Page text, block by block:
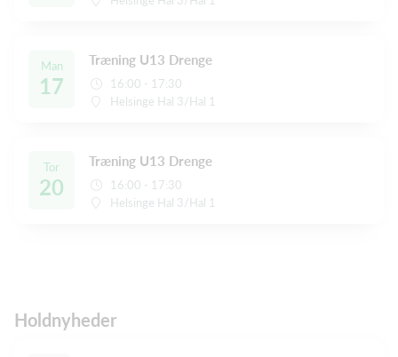
Man
17
Træning U13 Drenge
16:00 - 17:30
Helsinge Hal 3/Hal 1
Tor
20
Træning U13 Drenge
16:00 - 17:30
Helsinge Hal 3/Hal 1
Holdnyheder